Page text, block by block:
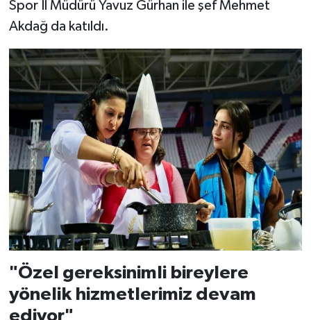
Spor İl Müdürü Yavuz Gürhan ile şef Mehmet
Akdağ da katıldı.
"Özel gereksinimli bireylere
yönelik hizmetlerimiz devam
ediyor"